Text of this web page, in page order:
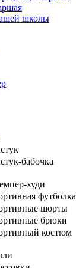
школы
бабочка
худи
футболка
шорты
брюки
костюм